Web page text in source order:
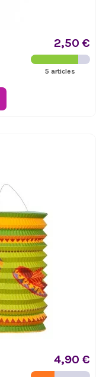
2,50 €
5 articles
4,90 €